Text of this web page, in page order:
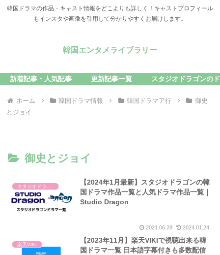
韓国ドラマの作品・キャスト情報をどこよりも詳しく！キャストプロフィール
もインスタや画像を引用して分かりやすくお届けします。
韓国エンタメライブラリー
新着記事・人気記事 更新記事一覧 スタジオドラゴンの
ホーム 韓国ドラマ情報 韓国ドラマア行
御史
とジョイ
御史とジョイ
【2024年1月最新】スタジオドラゴンの韓
国ドラマ作品一覧と人気ドラマ作品一覧｜
Studio Dragon
2021.06.28 2024.01.24
楽天VIKI
【2023年11月】楽天VIKIで視聴出来る韓
国ドラマ一覧 日本語字幕付きも多数配信